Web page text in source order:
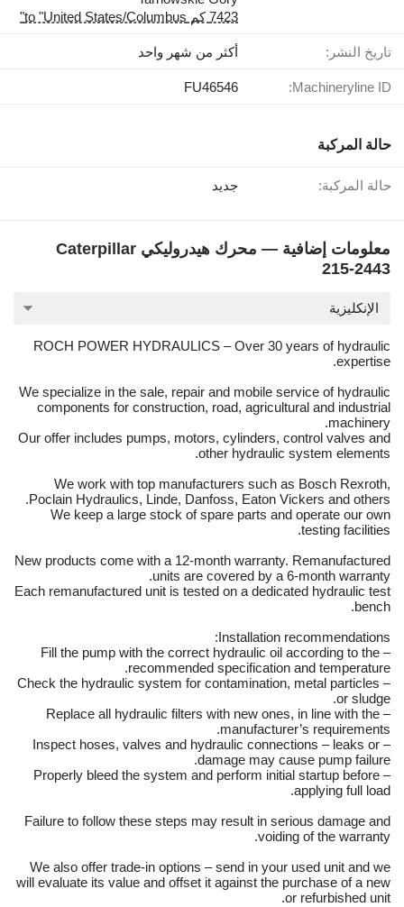
7423 كم to "United States/Columbus"
تاريخ النشر: أكثر من شهر واحد
Machineryline ID:
FU46546
حالة المركبة
حالة المركبة: جديد
معلومات إضافية — محرك هيدروليكي Caterpillar
215-2443
الإنكليزية
ROCH POWER HYDRAULICS – Over 30 years of hydraulic
expertise.
We specialize in the sale, repair and mobile service of hydraulic
components for construction, road, agricultural and industrial
machinery.
Our offer includes pumps, motors, cylinders, control valves and
other hydraulic system elements.
We work with top manufacturers such as Bosch Rexroth,
Poclain Hydraulics, Linde, Danfoss, Eaton Vickers and others.
We keep a large stock of spare parts and operate our own
testing facilities.
New products come with a 12-month warranty. Remanufactured
units are covered by a 6-month warranty.
Each remanufactured unit is tested on a dedicated hydraulic test
bench.
Installation recommendations:
– Fill the pump with the correct hydraulic oil according to the
recommended specification and temperature.
– Check the hydraulic system for contamination, metal particles
or sludge.
– Replace all hydraulic filters with new ones, in line with the
manufacturer’s requirements.
– Inspect hoses, valves and hydraulic connections – leaks or
damage may cause pump failure.
– Properly bleed the system and perform initial startup before
applying full load.
Failure to follow these steps may result in serious damage and
voiding of the warranty.
We also offer trade-in options – send in your used unit and we
will evaluate its value and offset it against the purchase of a new
or refurbished unit.